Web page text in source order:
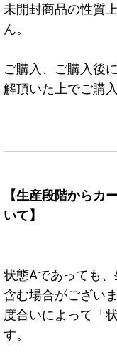
未開封商品の性質
ん。
ご購入、ご購入後
解頂いた上でご購入
【生産段階からカ
いて】
状態Aであっても
含む場合がござい
度合いによって「
す。